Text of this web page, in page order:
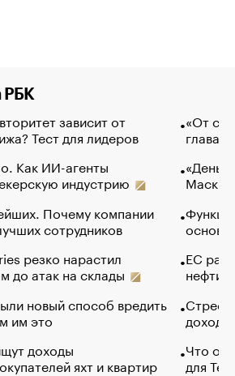
РБК
зависит от
Тест для лидеров
Как ИИ-агенты
индустрию
Почему компании
сотрудников
резко нарастил
до атак на склады
новый способ вредить
им это
доходы
яхт и квартир
«От
глава
Маск в
основ
ЕС
нефти
Что
для